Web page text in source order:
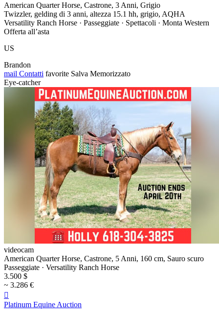
American Quarter Horse, Castrone, 3 Anni, Grigio
Twizzler, gelding di 3 anni, altezza 15.1 hh, grigio, AQHA
Versatility Ranch Horse · Passeggiate · Spettacoli · Monta Western
Offerta all’asta
US
Brandon
mail Contatti favorite Salva Memorizzato
Eye-catcher
videocam
American Quarter Horse, Castrone, 5 Anni, 160 cm, Sauro scuro
Passeggiate · Versatility Ranch Horse
3.500 $
~ 3.286 €

Platinum Equine Auction